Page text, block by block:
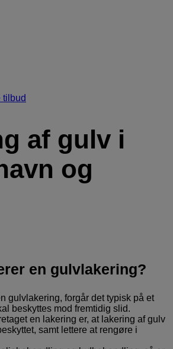
tilbud
af gulv i
og
en gulvlakering?
gulvlakering, forgår det typisk på et
beskyttes mod fremtidig slid.
en lakering er, at lakering af gulv
samt lettere at rengøre i